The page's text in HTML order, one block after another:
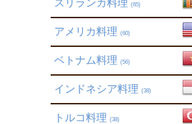
スリランカ料理 (65)
アメリカ料理 (60)
ベトナム料理 (56)
インドネシア料理 (38)
トルコ料理 (38)